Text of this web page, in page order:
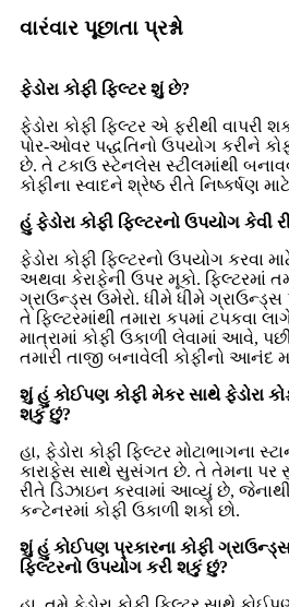
વારંવાર પૂછાતા પ્રશ્નો
ફેડોરા કોફી ફિલ્ટર શું છે?
ફેડોરા કોફી ફિલ્ટર એ ફરીથી વાપરી
પોર-ઓવર પદ્ધતિનો ઉપયોગ કરીને
છે. તે ટકાઉ સ્ટેનલેસ સ્ટીલમાંથી
કોફીના સ્વાદને શ્રેષ્ઠ રીતે નિષ્કર્ષણ
હું ફેડોરા કોફી ફિલ્ટરનો ઉપયોગ કેવી
ફેડોરા કોફી ફિલ્ટરનો ઉપયોગ કરવા
અથવા કેરાફેની ઉપર મૂકો. ફિલ્ટરમાં
ગ્રાઉન્ડ્સ ઉમેરો. ધીમે ધીમે ગ્રાઉન્ડ્સ
તે ફિલ્ટરમાંથી તમારા કપમાં ટપકવા
માત્રામાં કોફી ઉકાળી લેવામાં આવે,
તમારી તાજી બનાવેલી કોફીનો આનંદ
શું હું કોઈપણ કોફી મેકર સાથે ફેડોરા
શકું છું?
હા, ફેડોરા કોફી ફિલ્ટર મોટાભાગના
કારાફેસ સાથે સુસંગત છે. તે તેમના પર
રીતે ડિઝાઇન કરવામાં આવ્યું છે,
કન્ટેનરમાં કોફી ઉકાળી શકો છો.
શું હું કોઈપણ પ્રકારના કોફી ગ્રાઉન્ડ્સ
ફિલ્ટરનો ઉપયોગ કરી શકું છું?